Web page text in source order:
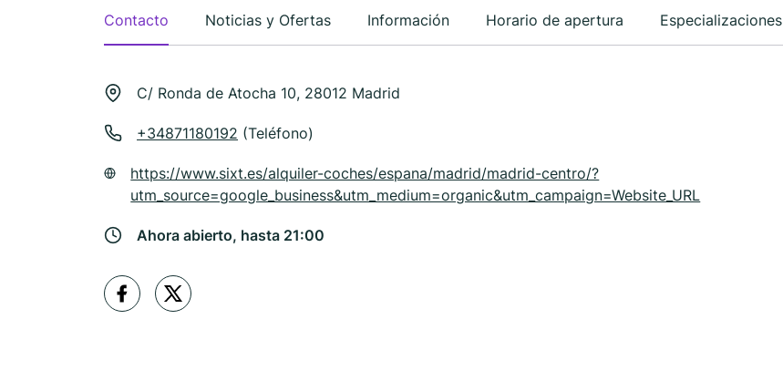
Contacto Noticias y Ofertas Información Horario de apertura Especializaciones
C/ Ronda de Atocha 10, 28012 Madrid
+34871180192 (Teléfono)
https://www.sixt.es/alquiler-coches/espana/madrid/madrid-centro/?
utm_source=google_business&utm_medium=organic&utm_campaign=Website_URL
Ahora abierto, hasta 21:00